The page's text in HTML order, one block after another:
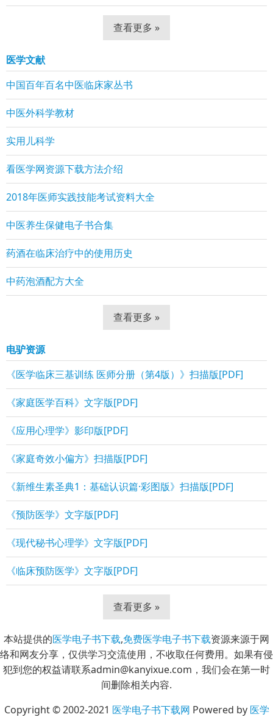
查看更多 »
医学文献
中国百年百名中医临床家丛书
中医外科学教材
实用儿科学
看医学网资源下载方法介绍
2018年医师实践技能考试资料大全
中医养生保健电子书合集
药酒在临床治疗中的使用历史
中药泡酒配方大全
查看更多 »
电驴资源
《医学临床三基训练 医师分册（第4版）》扫描版[PDF]
《家庭医学百科》文字版[PDF]
《应用心理学》影印版[PDF]
《家庭奇效小偏方》扫描版[PDF]
《新维生素圣典1：基础认识篇·彩图版》扫描版[PDF]
《预防医学》文字版[PDF]
《现代秘书心理学》文字版[PDF]
《临床预防医学》文字版[PDF]
查看更多 »
本站提供的医学电子书下载,免费医学电子书下载资源来源于网
络和网友分享，仅供学习交流使用，不收取任何费用。如果有侵
犯到您的权益请联系admin@kanyixue.com，我们会在第一时
间删除相关内容.
Copyright © 2002-2021 医学电子书下载网 Powered by 医学